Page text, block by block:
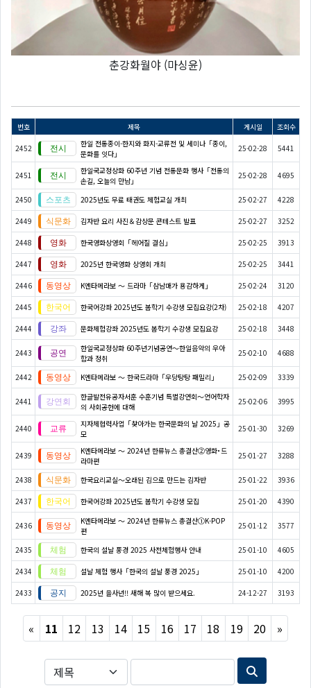
춘강화월야 (마싱윤)
번호 제목 게시일 조회수
2452
한일 전통종이-한지와 화지-교류전 및 세미나「종이,
문화를 잇다」
25-02-28 5441
2451
한일국교정상화 60주년 기념 전통문화 행사「전통의
손길, 오늘의 만남」
25-02-28 4695
2450 2025년도 무료 태권도 체험교실 개최 25-02-27 4228
2449 김자반 요리 사진＆감상문 콘테스트 발표 25-02-27 3252
2448 한국영화상영회「헤어질 결심」 25-02-25 3913
2447 2025년 한국영화 상영회 개최 25-02-25 3441
2446 K엔타메라보 ～ 드라마「삼남매가 용감하게」 25-02-24 3120
2445 한국어강좌 2025년도 봄학기 수강생 모집요강(2차) 25-02-18 4207
2444 문화체험강좌 2025년도 봄학기 수강생 모집요강 25-02-18 3448
2443
한일국교정상화 60주년기념공연〜한일음악의 우아
함과 정취
25-02-10 4688
2442 K엔타메라보 ～ 한국드라마「우당탕탕 패밀리」 25-02-09 3339
2441
한글발전유공자서훈 수훈기념 특별강연회〜언어학자
의 사회공헌에 대해
25-02-06 3995
2440
지자체협력사업「찾아가는 한국문화의 날 2025」공
모
25-01-30 3269
2439
K엔타메라보 ～ 2024년 한류뉴스 총결산②영화･드
라마편
25-01-27 3288
2438 한국요리교실〜오래된 김으로 만드는 김자반 25-01-22 3936
2437 한국어강좌 2025년도 봄학기 수강생 모집 25-01-20 4390
2436
K엔타메라보 ～ 2024년 한류뉴스 총결산①K-POP
편
25-01-12 3577
2435 한국의 설날 풍경 2025 사전체험행사 안내 25-01-10 4605
2434 설날 체험 행사「한국의 설날 풍경 2025」 25-01-10 4200
2433 2025년 을사년!! 새해 복 많이 받으세요. 24-12-27 3193
« Previous
11 12 13 14 15 16 17 18 19 20 »Next